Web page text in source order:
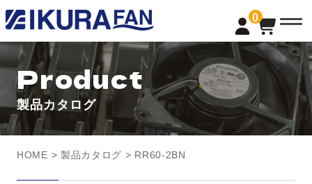
0
t
o
g
l
e
a
v
i
g
a
Product
製品カタログ
HOME > 製品カタログ > RR60-2BN